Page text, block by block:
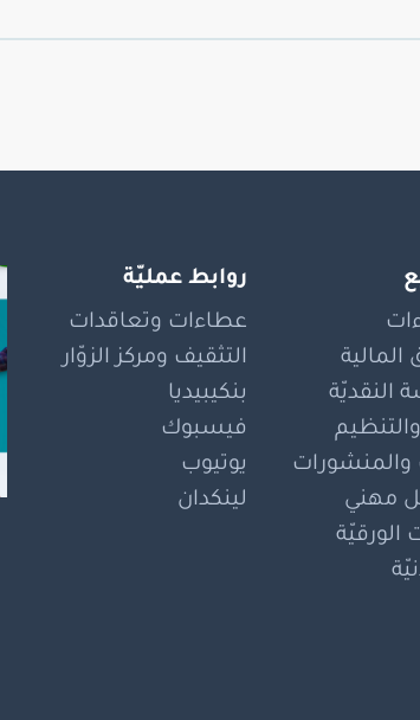
المالية
النقديّة
والتنظيم
والمنشورات
مهني
الورقيّة
روابط عمليّة
عطاءات وتعاقدات
التثقيف ومركز الزوّار
بنكيبيديا
فيسبوك
يوتيوب
لينكدان